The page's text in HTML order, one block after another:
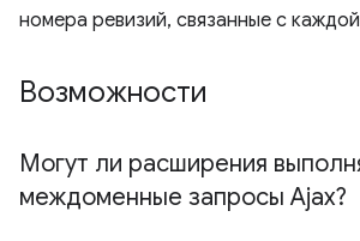
номера ревизий, связанные с
Возможности
Могут ли расширения
междоменные запросы Ajax?